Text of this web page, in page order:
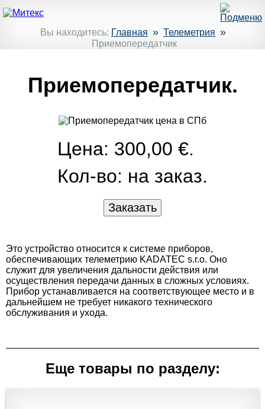
Вы находитесь: Главная » Телеметрия »
Приемопередатчик
Приемопередатчик.
Цена: 300,00 €.
Кол-во: на заказ.
Это устройство относится к системе приборов,
обеспечивающих телеметрию KADATEC s.r.o. Оно
служит для увеличения дальности действия или
осуществления передачи данных в сложных условиях.
Прибор устанавливается на соответствующее место и в
дальнейшем не требует никакого технического
обслуживания и ухода.
Еще товары по разделу: